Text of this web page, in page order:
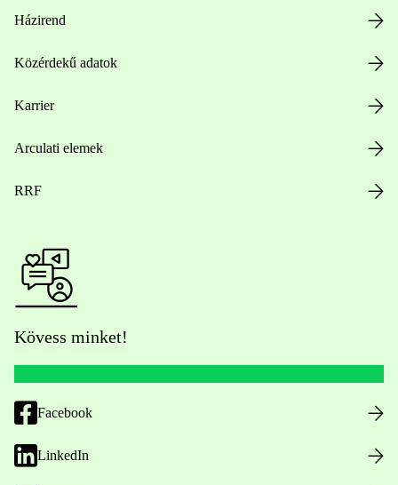
Házirend
Közérdekű adatok
Karrier
Arculati elemek
RRF
Kövess minket!
Facebook
LinkedIn